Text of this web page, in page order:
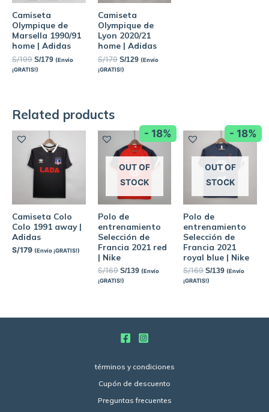
Camiseta
Olympique de
Marsella 1990/91
home | Adidas
S/199 S/179 (Envío
¡GRATIS!)
Camiseta
Olympique de
Lyon 2020/21
home | Adidas
S/179 S/129 (Envío
¡GRATIS!)
Related products
Camiseta Colo
Colo 1991 away |
Adidas
S/179 (Envío ¡GRATIS!)
- 18%
OUT OF
STOCK
Polo de
entrenamiento
Selección de
Francia 2021 red
| Nike
S/169 S/139 (Envío
¡GRATIS!)
- 18%
OUT OF
STOCK
Polo de
entrenamiento
Selección de
Francia 2021
royal blue | Nike
S/169 S/139 (Envío
¡GRATIS!)
términos y condiciones
Cupón de descuento
Preguntas frecuentes